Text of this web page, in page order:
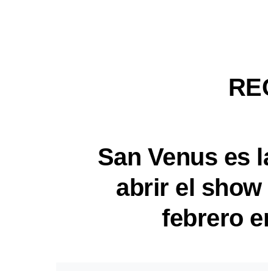
San Venus es
abrir el show
febrero